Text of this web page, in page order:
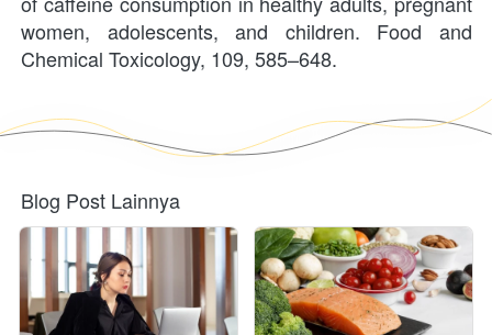
women, adolescents, and children. Food and
Chemical Toxicology, 109, 585–648.
Blog Post Lainnya